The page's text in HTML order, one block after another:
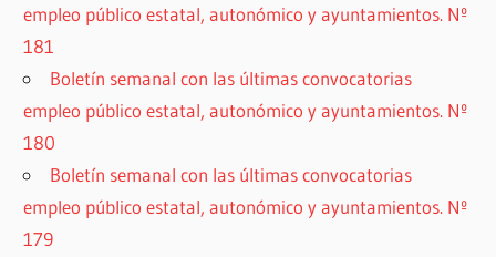
empleo público estatal, autonómico y ayuntamientos. Nº
181
Boletín semanal con las últimas convocatorias
empleo público estatal, autonómico y ayuntamientos. Nº
180
Boletín semanal con las últimas convocatorias
empleo público estatal, autonómico y ayuntamientos. Nº
179